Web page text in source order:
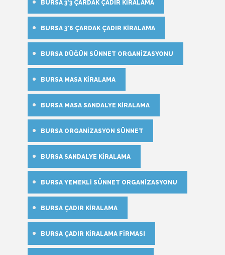
BURSA 3*3 ÇARDAK ÇADIR KIRALAMA
BURSA 3*6 ÇARDAK ÇADIR KIRALAMA
BURSA DÜĞÜN SÜNNET ORGANIZASYONU
BURSA MASA KIRALAMA
BURSA MASA SANDALYE KIRALAMA
BURSA ORGANIZASYON SÜNNET
BURSA SANDALYE KIRALAMA
BURSA YEMEKLI SÜNNET ORGANIZASYONU
BURSA ÇADIR KIRALAMA
BURSA ÇADIR KIRALAMA FIRMASI